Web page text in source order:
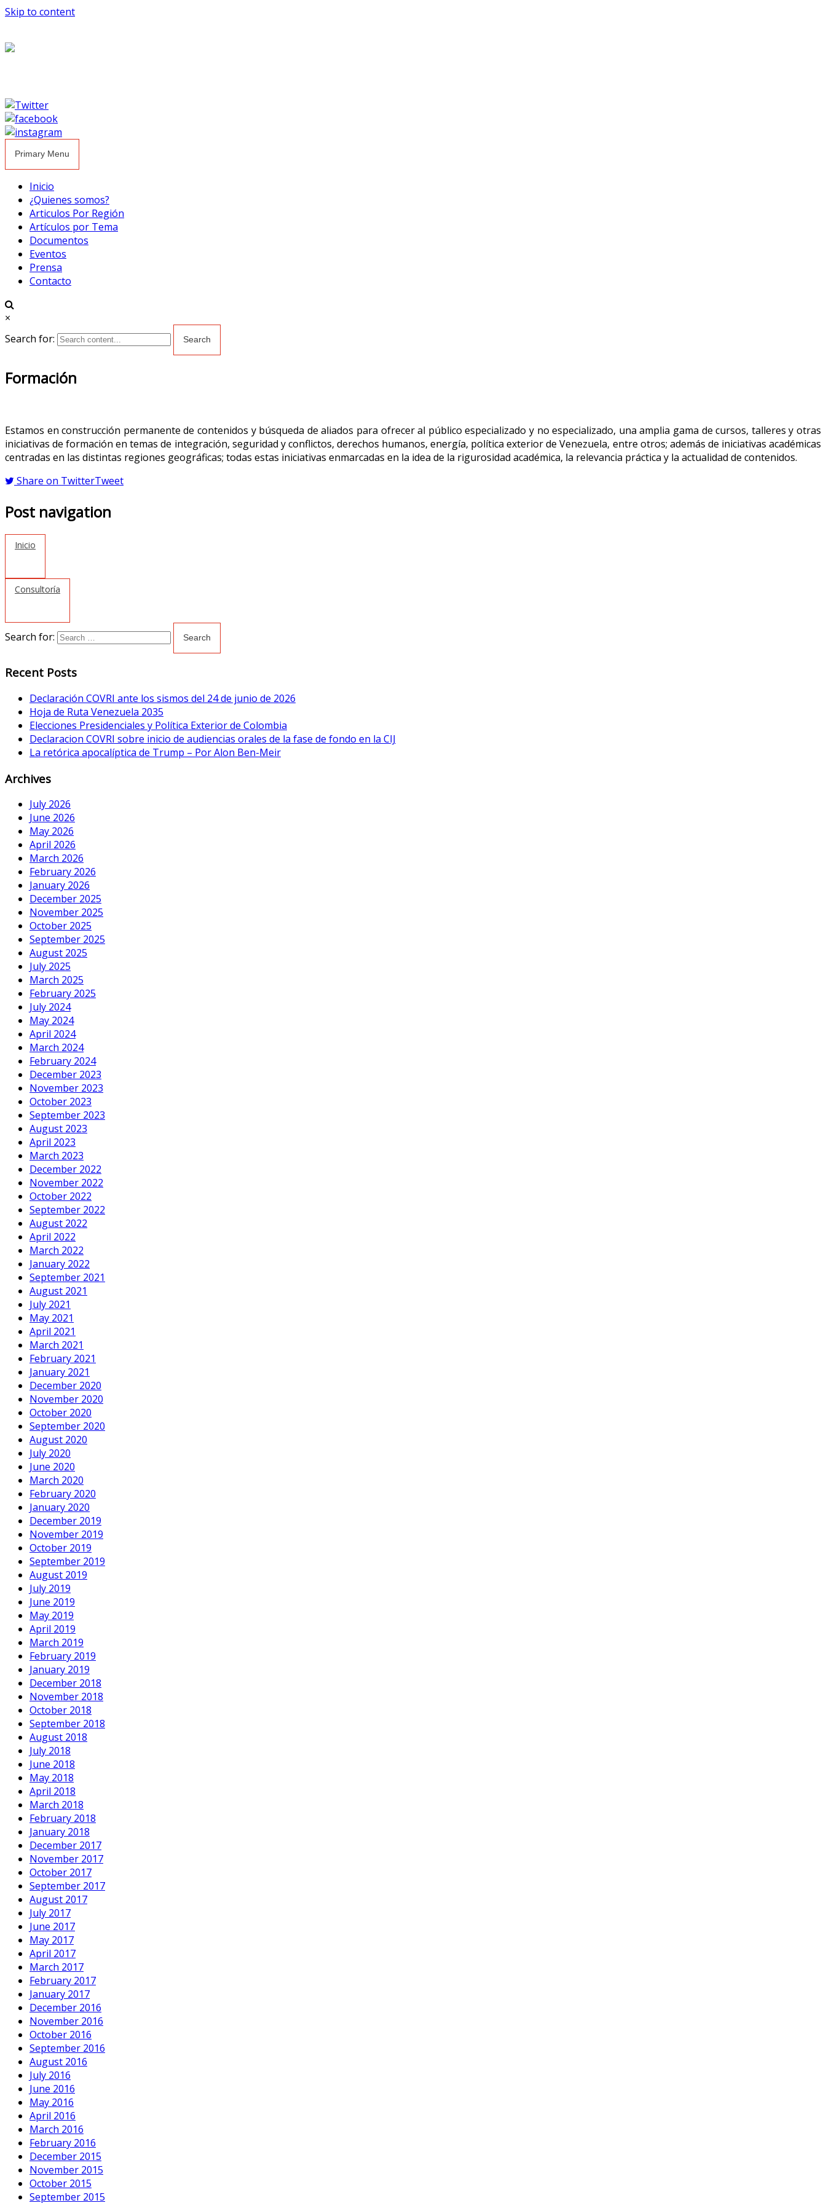
Skip to content
Primary Menu
Inicio
¿Quienes somos?
Articulos Por Región
Artículos por Tema
Documentos
Eventos
Prensa
Contacto
×
Search for:
Formación
Estamos en construcción permanente de contenidos y búsqueda de aliados para ofrecer al público especializado y no especializado, una amplia gama de cursos, talleres y otras
iniciativas de formación en temas de integración, seguridad y conflictos, derechos humanos, energía, política exterior de Venezuela, entre otros; además de iniciativas académicas
centradas en las distintas regiones geográficas; todas estas iniciativas enmarcadas en la idea de la rigurosidad académica, la relevancia práctica y la actualidad de contenidos.
Share on TwitterTweet
Post navigation
Inicio
Consultoría
Search for:
Recent Posts
Declaración COVRI ante los sismos del 24 de junio de 2026
Hoja de Ruta Venezuela 2035
Elecciones Presidenciales y Política Exterior de Colombia
Declaracion COVRI sobre inicio de audiencias orales de la fase de fondo en la CIJ
La retórica apocalíptica de Trump – Por Alon Ben-Meir
Archives
July 2026
June 2026
May 2026
April 2026
March 2026
February 2026
January 2026
December 2025
November 2025
October 2025
September 2025
August 2025
July 2025
March 2025
February 2025
July 2024
May 2024
April 2024
March 2024
February 2024
December 2023
November 2023
October 2023
September 2023
August 2023
April 2023
March 2023
December 2022
November 2022
October 2022
September 2022
August 2022
April 2022
March 2022
January 2022
September 2021
August 2021
July 2021
May 2021
April 2021
March 2021
February 2021
January 2021
December 2020
November 2020
October 2020
September 2020
August 2020
July 2020
June 2020
March 2020
February 2020
January 2020
December 2019
November 2019
October 2019
September 2019
August 2019
July 2019
June 2019
May 2019
April 2019
March 2019
February 2019
January 2019
December 2018
November 2018
October 2018
September 2018
August 2018
July 2018
June 2018
May 2018
April 2018
March 2018
February 2018
January 2018
December 2017
November 2017
October 2017
September 2017
August 2017
July 2017
June 2017
May 2017
April 2017
March 2017
February 2017
January 2017
December 2016
November 2016
October 2016
September 2016
August 2016
July 2016
June 2016
May 2016
April 2016
March 2016
February 2016
December 2015
November 2015
October 2015
September 2015